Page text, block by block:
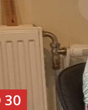
30